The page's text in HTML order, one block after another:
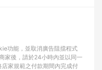
功能，並取消廣告阻擋程式
家後，請於24小時內並以同一
家規範之付款期間內完成付